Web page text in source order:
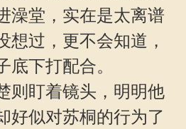
澡堂，实在是太离谱
想过，更不会知道，
底下打配合。
则盯着镜头，明明他
好似对苏桐的行为了